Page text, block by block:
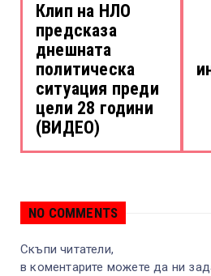
Клип на НЛО
предсказа
днешната
политическа
ситуация преди
цели 28 години
(ВИДЕО)
NO COMMENTS
Скъпи читатели,
в коментарите можете да ни